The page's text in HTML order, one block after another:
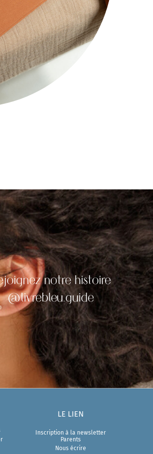
notre histoire
@livrebleu.guide
LE LIEN
Inscription à la newsletter
Parents
Nous écrire